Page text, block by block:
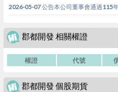
2026-05-07 公告本公司董事會通過115
郡都開發 相關權證
權證 代號
郡都開發 個股期貨